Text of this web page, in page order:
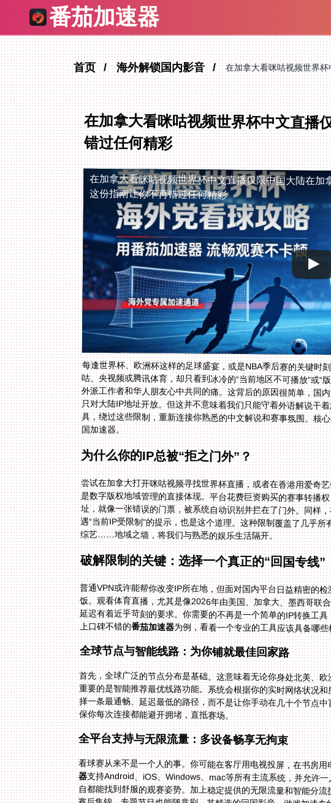
番茄加速器
首页 海外解锁国内影音 在加拿大看咪咕视频世界
在加拿大看咪咕视频世界杯中文直播
错过任何精彩
在加拿大看咪咕视频世界杯中文直播仅限中国大陆在加
这份指南让你不再错过任何精彩
每逢世界杯、欧洲杯这样的足球盛宴，或是NBA季后赛的关键时
咕、央视频或腾讯体育，却只看到冰冷的“当前地区不可播放”或“
外派工作者和华人朋友心中共同的痛。这背后的原因很简单，国
只对大陆IP地址开放。但这并不意味着我们只能守着外语解说干
具，绕过这些限制，重新连接你熟悉的中文解说和赛事氛围。核
国加速器。
为什么你的IP总被“拒之门外”？
尝试在加拿大打开咪咕视频寻找世界杯直播，或者在香港用爱奇
是数字版权地域管理的直接体现。平台花费巨资购买的赛事转
址，就像一张错误的门票，被系统自动识别并拦在了门外。同
遇“当前IP受限制”的提示，也是这个道理。这种限制覆盖了几乎
综艺……地域之墙，将我们与熟悉的娱乐生活隔开。
破解限制的关键：选择一个真正的“回国专线”
普通VPN或许能帮你改变IP所在地，但面对国内平台日益精密的
饭。观看体育直播，尤其是像2026年由美国、加拿大、墨西哥联
延迟有着近乎苛刻的要求。你需要的不再是一个简单的IP转换工
上口碑不错的番茄加速器为例，看看一个专业的工具应该具备哪
全球节点与智能线路：为你铺就最佳回家路
首先，全球广泛的节点分布是基础。这意味着无论你身处北美、
重要的是智能推荐最优线路功能。系统会根据你的实时网络状况
择一条最通畅、延迟最低的路径，而不是让你手动在几十个节点
保你每次连接都能避开拥堵，直抵赛场。
全平台支持与无限流量：多设备畅享无拘束
看球赛从来不是一个人的事。你可能在客厅用电视投屏，在书房
器支持Android、iOS、Windows、mac等所有主流系统，并允许
自都能找到舒服的观赛姿势。加上稳定提供的无限流量和智能分